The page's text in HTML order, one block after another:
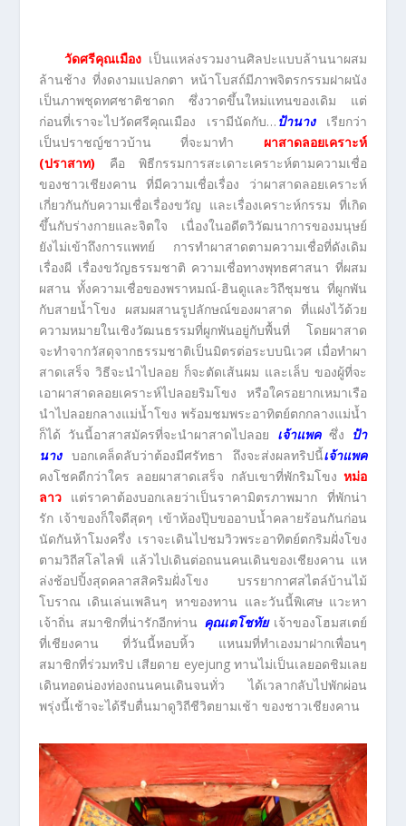
วัดศรีคุณเมืองเป็นแหล่งรวมงานศิลปะแบบล้านนาผสม
ล้านช้าง ที่งดงามแปลกตา หน้าโบสถ์มีภาพจิตรกรรมฝาผนัง
เป็นภาพชุดทศชาติชาดก ซึ่งวาดขึ้นใหม่แทนของเดิม แต่
ก่อนที่เราจะไปวัดศรีคุณเมือง เรามีนัดกับ… ป้านางเรียกว่า
เป็นปราชญ์ชาวบ้าน ที่จะมาทำ ผาสาดลอยเคราะห์
(ปราสาท) คือ พิธีกรรมการสะเดาะเคราะห์ตามความเชื่อ
ของชาวเชียงคาน ที่มีความเชื่อเรื่อง ว่าผาสาดลอยเคราะห์
เกี่ยวกันกับความเชื่อเรื่องขวัญ และเรื่องเคราะห์กรรม ที่เกิด
ขึ้นกับร่างกายและจิตใจ เนื่องในอดีตวิวัฒนาการของมนุษย์
ยังไม่เข้าถึงการแพทย์ การทำผาสาดตามความเชื่อที่ดังเดิม
เรื่องผี เรื่องขวัญธรรมชาติ ความเชื่อทางพุทธศาสนา ที่ผสม
ผสาน ทั้งความเชื่อของพราหมณ์-ฮินดูและวิถีชุมชน ที่ผูกพัน
กับสายน้ำโขง ผสมผสานรูปลักษณ์ของผาสาด ที่แฝงไว้ด้วย
ความหมายในเชิงวัฒนธรรมที่ผูกพันอยู่กับพื้นที่ โดยผาสาด
จะทำจากวัสดุจากธรรมชาติเป็นมิตรต่อระบบนิเวศ เมื่อทำผา
สาดเสร็จ วิธีจะนำไปลอย ก็จะตัดเส้นผม และเล็บ ของผู้ที่จะ
เอาผาสาดลอยเคราะห์ไปลอยริมโขง หรือใครอยากเหมาเรือ
นำไปลอยกลางแม่น้ำโขง พร้อมชมพระอาทิตย์ตกกลางแม่น้ำ
ก็ได้ วันนี้อาสาสมัครที่จะนำผาสาดไปลอย เจ้าแพค ซึ่ง ป้า
นางบอกเคล็ดลับว่าต้องมีศรัทธา ถึงจะส่งผลทริปนี้เจ้าแพค
คงโชคดีกว่าใคร ลอยผาสาดเสร็จ กลับเขาที่พักริมโขงหม่อ
ลาวแต่ราคาต้องบอกเลยว่าเป็นราคามิตรภาพมาก ที่พักน่า
รัก เจ้าของก็ใจดีสุดๆ เข้าห้องปุ๊บขออาบน้ำคลายร้อนกันก่อน
นัดกันห้าโมงครึ่ง เราจะเดินไปชมวิวพระอาทิตย์ตกริมฝั่งโขง
ตามวิถีสโลไลฟ์ แล้วไปเดินต่อถนนคนเดินของเชียงคาน แห
ล่งช้อปปิ้งสุดคลาสสิคริมฝั่งโขง บรรยากาศสไตล์บ้านไม้
โบราณ เดินเล่นเพลินๆ หาของทาน และวันนี้พิเศษ แวะหา
เจ้าถิ่น สมาชิกที่น่ารักอีกท่าน คุณเตโชทัยเจ้าของโฮมสเตย์
ที่เชียงคาน ที่วันนี้หอบหิ้ว แหนมที่ทำเองมาฝากเพื่อนๆ
สมาชิกที่ร่วมทริป เสียดาย eyejung ทานไม่เป็นเลยอดชิมเลย
เดินทอดน่องท่องถนนคนเดินจนทั่ว ได้เวลากลับไปพักผ่อน
พรุ่งนี้เช้าจะได้รีบตื่นมาดูวิถีชีวิตยามเช้า ของชาวเชียงคาน